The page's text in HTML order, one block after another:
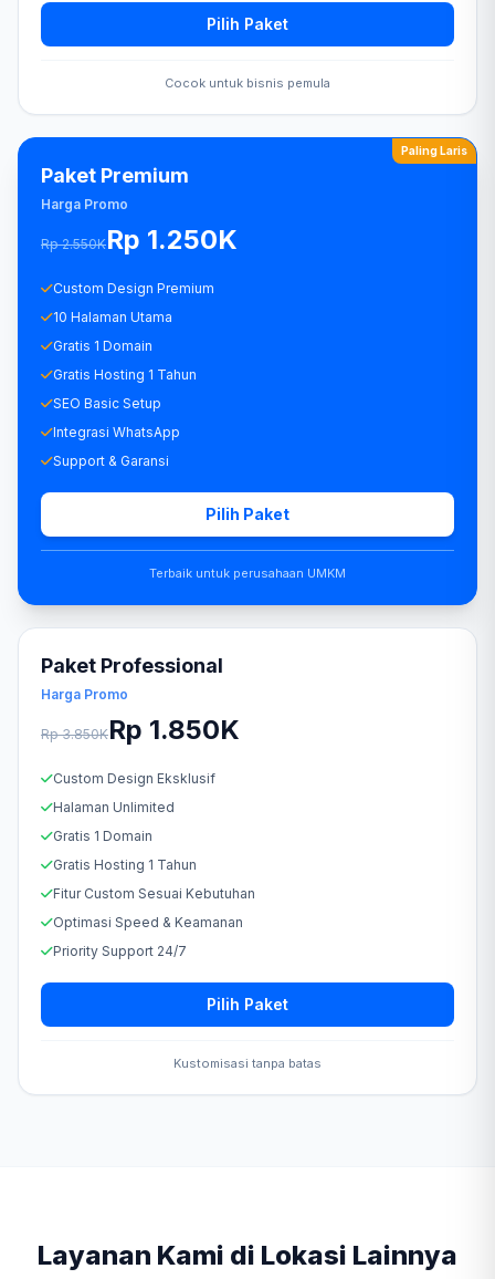
Pilih Paket
Cocok untuk bisnis pemula
Paling Laris
Paket Premium
Harga Promo
Rp 2.550KRp 1.250K
Custom Design Premium
10 Halaman Utama
Gratis 1 Domain
Gratis Hosting 1 Tahun
SEO Basic Setup
Integrasi WhatsApp
Support & Garansi
Pilih Paket
Terbaik untuk perusahaan UMKM
Paket Professional
Harga Promo
Rp 3.850KRp 1.850K
Custom Design Eksklusif
Halaman Unlimited
Gratis 1 Domain
Gratis Hosting 1 Tahun
Fitur Custom Sesuai Kebutuhan
Optimasi Speed & Keamanan
Priority Support 24/7
Pilih Paket
Kustomisasi tanpa batas
Layanan Kami di Lokasi Lainnya